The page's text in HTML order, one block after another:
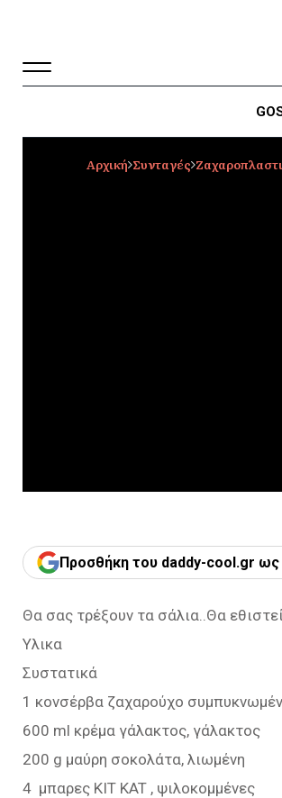
Αρχική Συνταγές
Προσθήκη του daddy-cool.gr ως
Θα σας τρέξουν τα σάλια..Θα
Υλικα
Συστατικά
1 κονσέρβα ζαχαρούχο
600 ml κρέμα γάλακτος, γάλακτος
200 g μαύρη σοκολάτα, λιωμένη
4 μπαρες KIT KAT , ψιλοκομμένες